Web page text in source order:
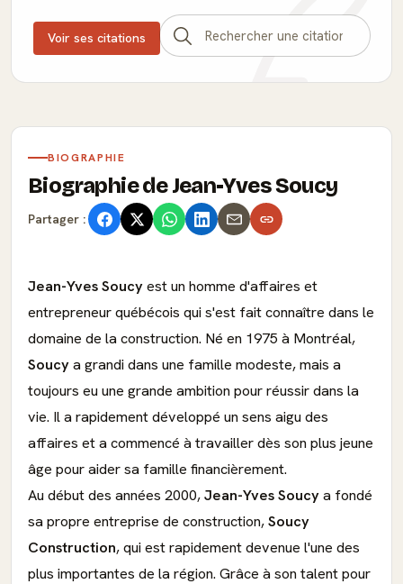
Voir ses citations
BIOGRAPHIE
Biographie de Jean-Yves Soucy
Partager :
Jean-Yves Soucyest un homme d'affaires et
entrepreneur québécois qui s'est fait connaître dans le
domaine de la construction. Né en 1975 à Montréal,
Soucya grandi dans une famille modeste, mais a
toujours eu une grande ambition pour réussir dans la
vie. Il a rapidement développé un sens aigu des
affaires et a commencé à travailler dès son plus jeune
âge pour aider sa famille financièrement.
Au début des années 2000,Jean-Yves Soucya fondé
sa propre entreprise de construction,Soucy
Construction, qui est rapidement devenue l'une des
plus importantes de la région. Grâce à son talent pour